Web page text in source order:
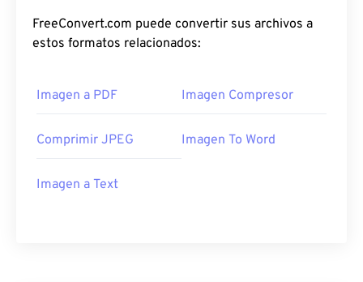
FreeConvert.com puede convertir sus archivos a
estos formatos relacionados:
Imagen a PDF Imagen Compresor
Comprimir JPEG Imagen To Word
Imagen a Text